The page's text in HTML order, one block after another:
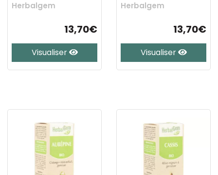
Herbalgem
13,70€
Visualiser
Herbalgem
13,70€
Visualiser